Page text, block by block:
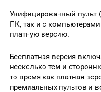
Унифицированный пульт
ПК, так и с
платную версию.
Бесплатная версия
несколько тем и
то время как платная
премиальных пультов и